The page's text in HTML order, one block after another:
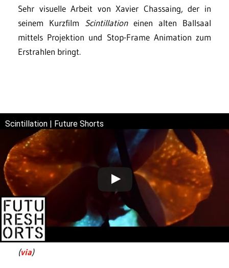
Sehr visuelle Arbeit von Xavier Chassaing, der in
seinem Kurzfilm Scintillation einen alten Ballsaal
mittels Projektion und Stop-Frame Animation zum
Erstrahlen bringt.
Scintillation | Future Shorts
(via)